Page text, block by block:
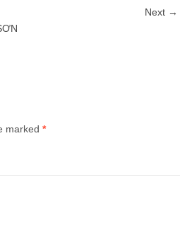
Next →
marked *